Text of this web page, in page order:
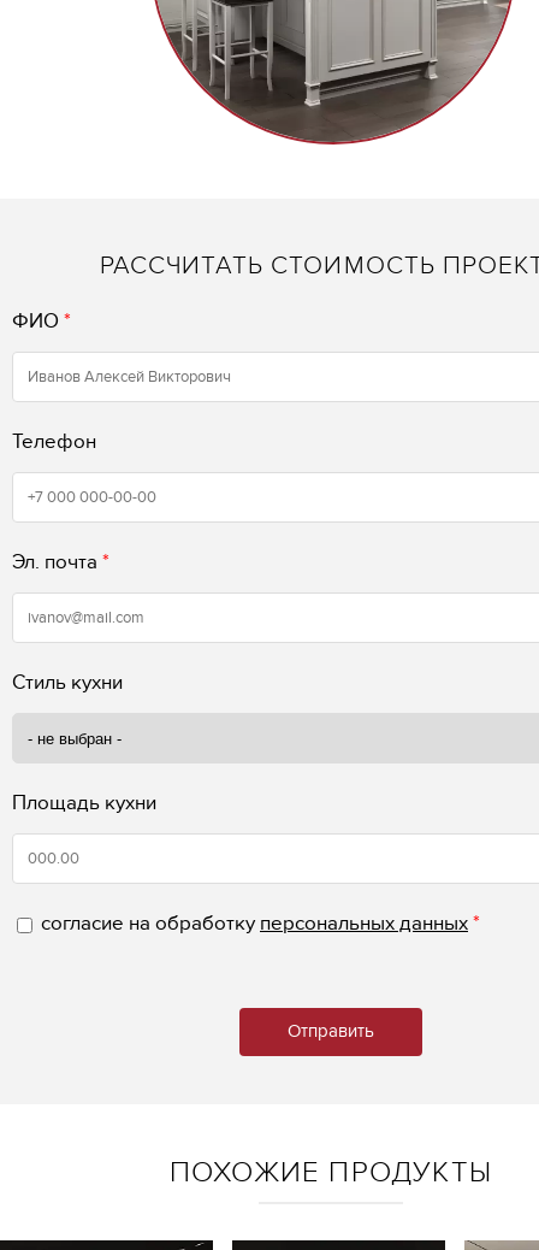
РАССЧИТАТЬ СТОИМОСТЬ
ФИО *
Телефон
Эл. почта *
Стиль кухни
Площадь кухни
согласие на обработку персональных данных*
ПОХОЖИЕ ПРОДУКТЫ